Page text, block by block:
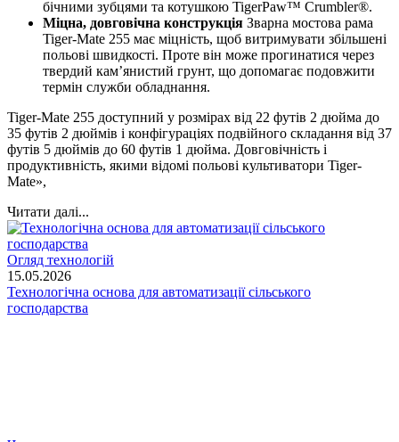
бічними зубцями та котушкою TigerPaw™ Crumbler®.
Міцна, довговічна конструкція Зварна мостова рама
Tiger-Mate 255 має міцність, щоб витримувати збільшені
польові швидкості. Проте він може прогинатися через
твердий кам’янистий грунт, що допомагає подовжити
термін служби обладнання.
Tiger-Mate 255 доступний у розмірах від 22 футів 2 дюйма до
35 футів 2 дюймів і конфігураціях подвійного складання від 37
футів 5 дюймів до 60 футів 1 дюйма. Довговічність і
продуктивність, якими відомі польові культиватори Tiger-
Mate»,
Читати далі...
Огляд технологій
15.05.2026
Технологічна основа для автоматизації сільського
господарства